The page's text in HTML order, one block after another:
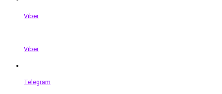
Viber
Viber
Telegram